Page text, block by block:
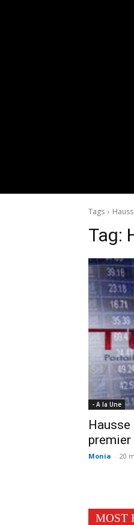
Tags
Tag:
- A la Une
Monia - 20
MOST